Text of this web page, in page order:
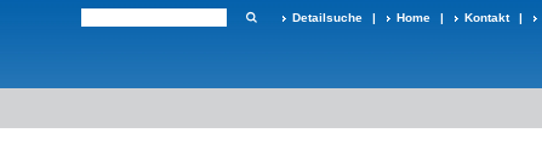
Detailsuche | Home | Kontakt |